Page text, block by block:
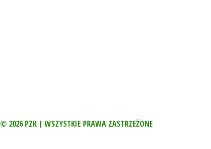
© 2026 PZK | WSZYSTKIE PRAWA ZASTRZEŻONE